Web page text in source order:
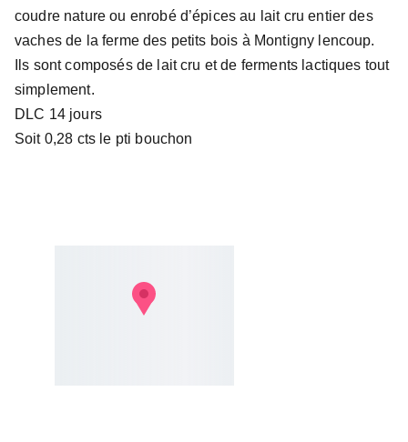
coudre nature ou enrobé d’épices au lait cru entier des
vaches de la ferme des petits bois à Montigny lencoup.
Ils sont composés de lait cru et de ferments lactiques tout
simplement.
DLC 14 jours
Soit 0,28 cts le pti bouchon